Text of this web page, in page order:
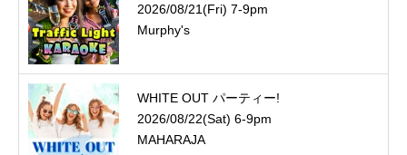
2026/08/21(Fri) 7-9pm
Murphy's
WHITE OUT パーティー!
2026/08/22(Sat) 6-9pm
MAHARAJA